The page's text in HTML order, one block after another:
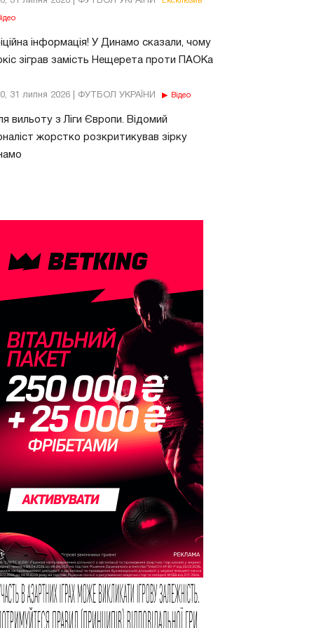
інформація! У Динамо сказали, чому
зіграв замість Нещерета проти ПАОКа
31 липня 2026 | ФУТБОЛ УКРАЇНИ Відео
вильоту з Ліги Європи. Відомий
жорстко розкритикував зірку